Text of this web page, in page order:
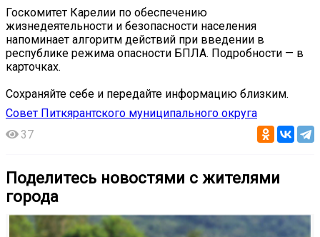
️Госкомитет Карелии по обеспечению
жизнедеятельности и безопасности населения
напоминает алгоритм действий при введении в
республике режима опасности БПЛА. Подробности — в
карточках.
Сохраняйте себе и передайте информацию близким.
Совет Питкярантского муниципального округа
37
Поделитесь новостями с жителями
города